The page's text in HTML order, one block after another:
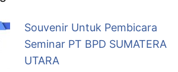
Souvenir Untuk Pembicara
Seminar PT BPD SUMATERA
UTARA